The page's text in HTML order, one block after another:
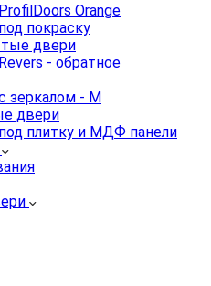
Orange
покраску
двери
- обратное
зеркалом - M
двери
плитку и МДФ панели